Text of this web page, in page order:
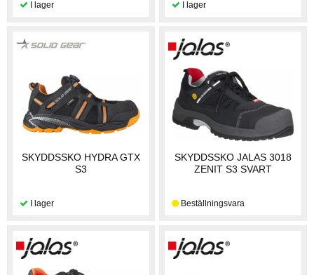
SKYDDSSKO HYDRA GTX
S3
SKYDDSSKO JALAS 3018
ZENIT S3 SVART